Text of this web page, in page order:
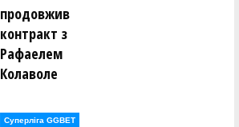
продовжив
контракт з
Рафаелем
Колаволе
Суперліга GGBET